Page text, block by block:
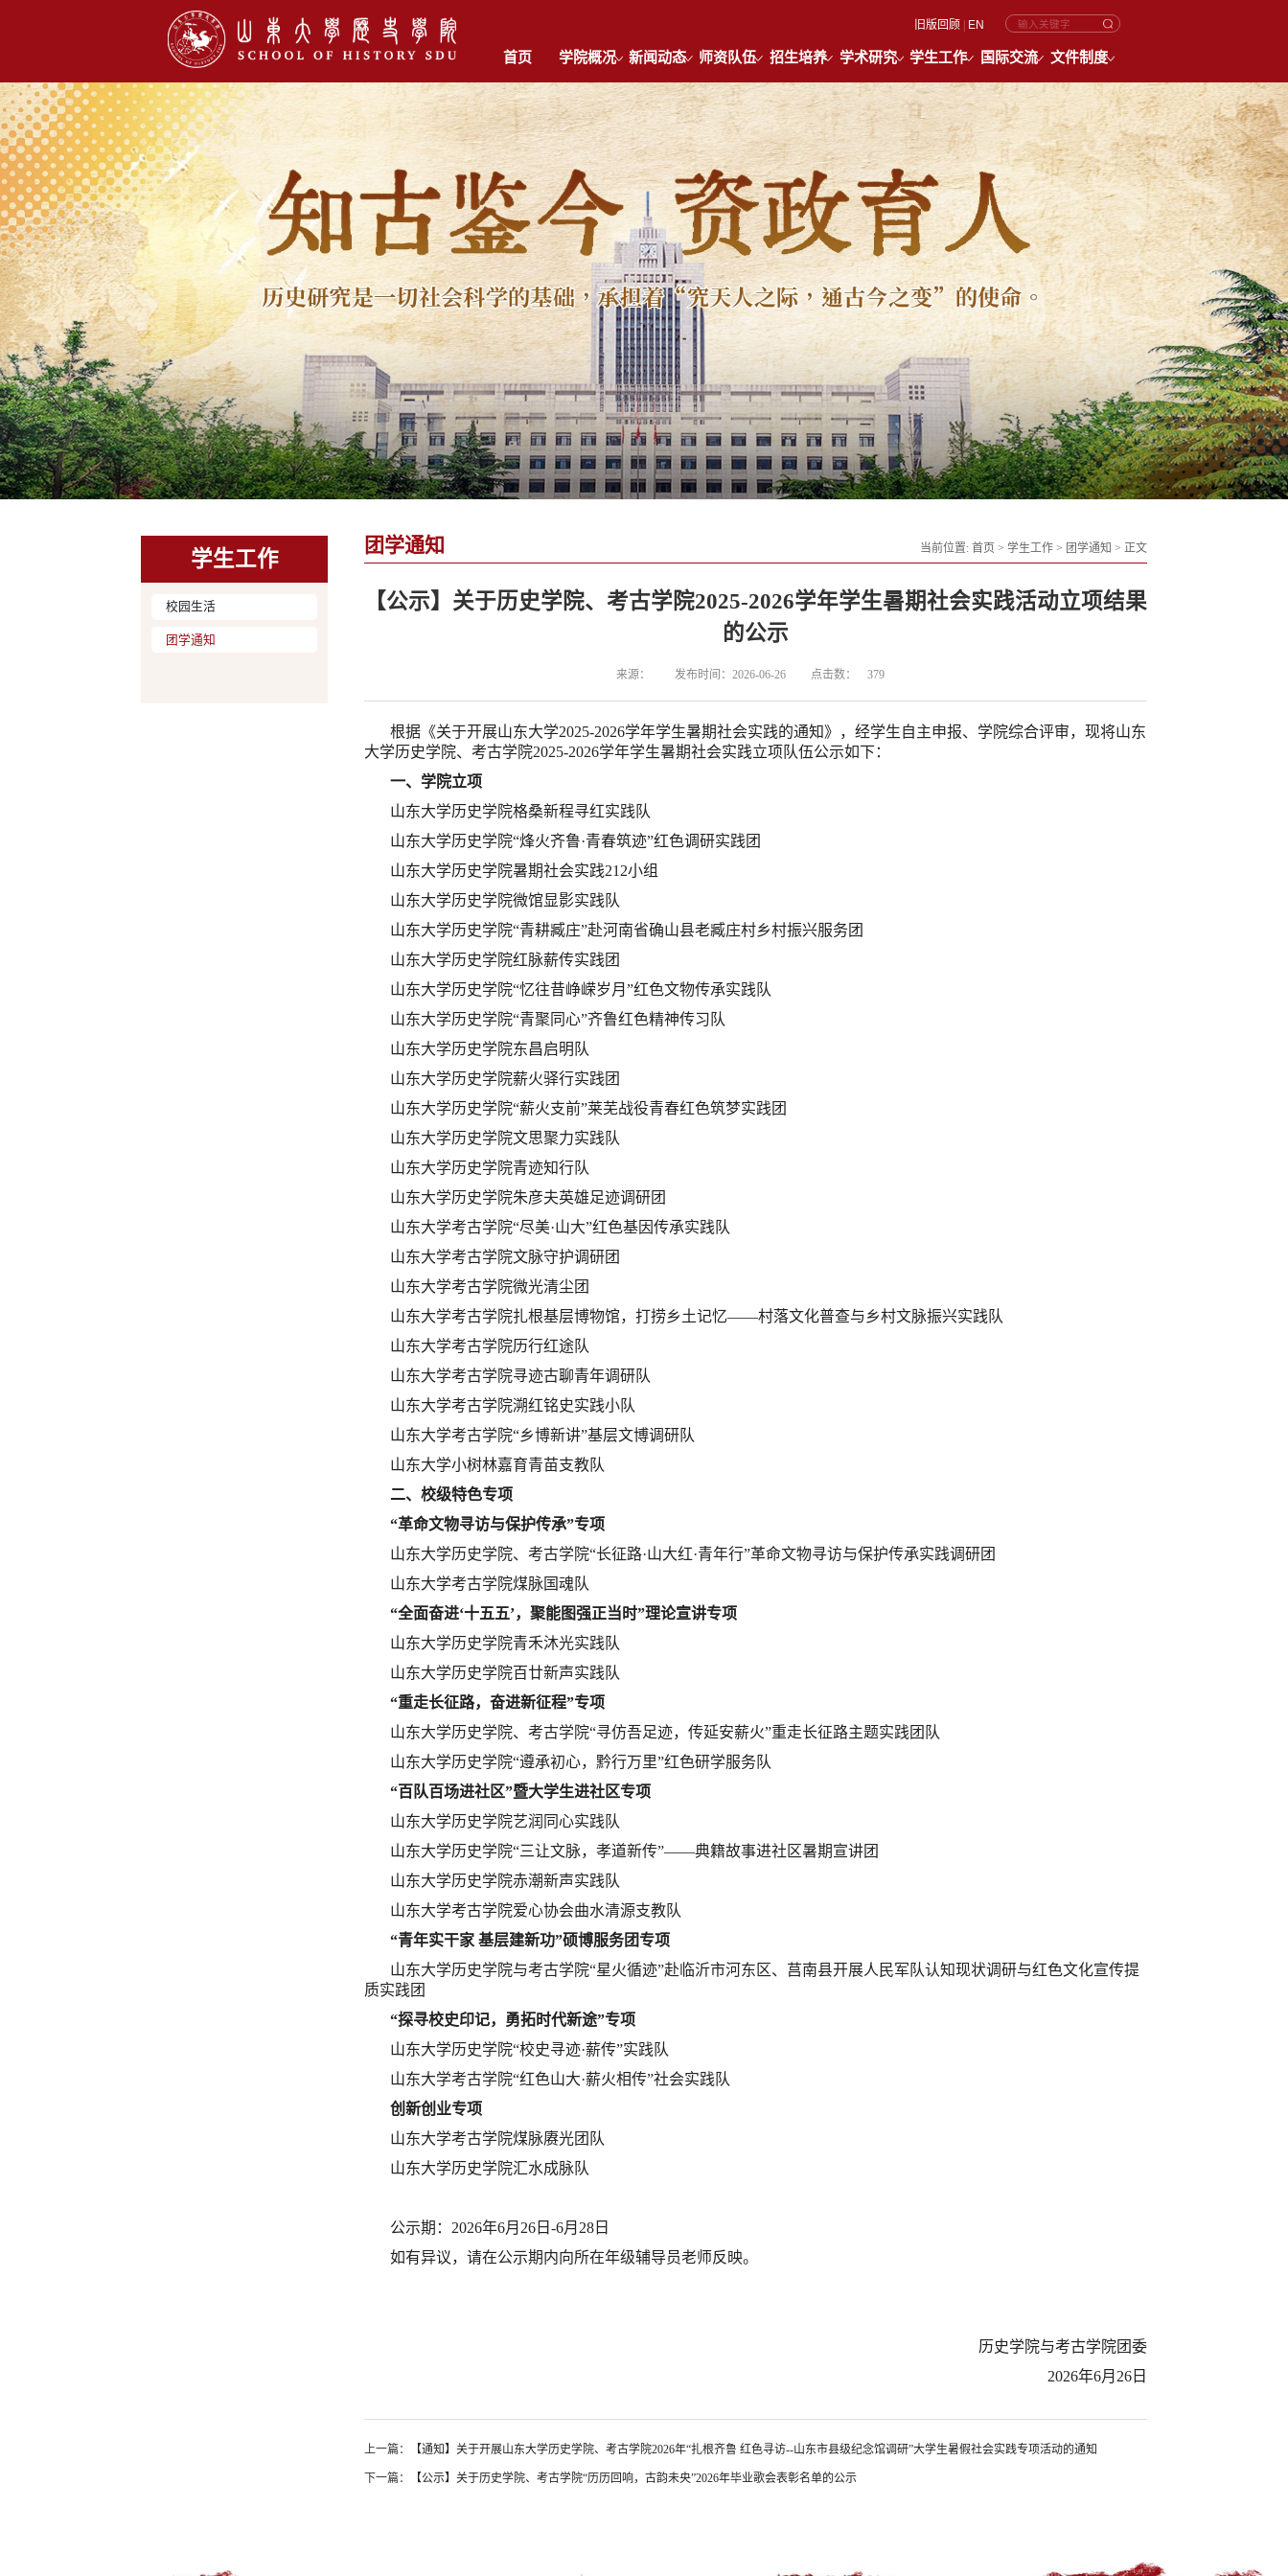
旧版回顾 | EN
首页 学院概况 新闻动态 师资队伍 招生培养 学术研究 学生工作 国际交流 文件制度
学生工作
校园生活
团学通知
当前位置: 首页 > 学生工作 > 团学通知 > 正文
团学通知
【公示】关于历史学院、考古学院2025-2026学年学生暑期社会实践活动立项结果
的公示
来源： 发布时间：2026-06-26 点击数： 379
根据《关于开展山东大学2025-2026学年学生暑期社会实践的通知》，经学生自主申报、学院综合评审，现将山东
大学历史学院、考古学院2025-2026学年学生暑期社会实践立项队伍公示如下：
一、学院立项
山东大学历史学院格桑新程寻红实践队
山东大学历史学院“烽火齐鲁·青春筑迹”红色调研实践团
山东大学历史学院暑期社会实践212小组
山东大学历史学院微馆显影实践队
山东大学历史学院“青耕臧庄”赴河南省确山县老臧庄村乡村振兴服务团
山东大学历史学院红脉薪传实践团
山东大学历史学院“忆往昔峥嵘岁月”红色文物传承实践队
山东大学历史学院“青聚同心”齐鲁红色精神传习队
山东大学历史学院东昌启明队
山东大学历史学院薪火驿行实践团
山东大学历史学院“薪火支前”莱芜战役青春红色筑梦实践团
山东大学历史学院文思聚力实践队
山东大学历史学院青迹知行队
山东大学历史学院朱彦夫英雄足迹调研团
山东大学考古学院“尽美·山大”红色基因传承实践队
山东大学考古学院文脉守护调研团
山东大学考古学院微光清尘团
山东大学考古学院扎根基层博物馆，打捞乡土记忆——村落文化普查与乡村文脉振兴实践队
山东大学考古学院历行红途队
山东大学考古学院寻迹古聊青年调研队
山东大学考古学院溯红铭史实践小队
山东大学考古学院“乡博新讲”基层文博调研队
山东大学小树林嘉育青苗支教队
二、校级特色专项
“革命文物寻访与保护传承”专项
山东大学历史学院、考古学院“长征路·山大红·青年行”革命文物寻访与保护传承实践调研团
山东大学考古学院煤脉国魂队
“全面奋进‘十五五’，聚能图强正当时”理论宣讲专项
山东大学历史学院青禾沐光实践队
山东大学历史学院百廿新声实践队
“重走长征路，奋进新征程”专项
山东大学历史学院、考古学院“寻仿吾足迹，传延安薪火”重走长征路主题实践团队
山东大学历史学院“遵承初心，黔行万里”红色研学服务队
“百队百场进社区”暨大学生进社区专项
山东大学历史学院艺润同心实践队
山东大学历史学院“三让文脉，孝道新传”——典籍故事进社区暑期宣讲团
山东大学历史学院赤潮新声实践队
山东大学考古学院爱心协会曲水清源支教队
“青年实干家 基层建新功”硕博服务团专项
山东大学历史学院与考古学院“星火循迹”赴临沂市河东区、 莒南县开展人民军队认知现状调研与红色文化宣传提
质实践团
“探寻校史印记，勇拓时代新途”专项
山东大学历史学院“校史寻迹·薪传”实践队
山东大学考古学院“红色山大·薪火相传”社会实践队
创新创业专项
山东大学考古学院煤脉赓光团队
山东大学历史学院汇水成脉队
公示期：2026年6月26日-6月28日
如有异议，请在公示期内向所在年级辅导员老师反映。
历史学院与考古学院团委
2026年6月26日
上一篇： 【通知】关于开展山东大学历史学院、考古学院2026年“扎根齐鲁 红色寻访--山东市县级纪念馆调研”大学生暑假社会实践专项活动的通知
下一篇： 【公示】关于历史学院、考古学院“历历回响，古韵未央”2026年毕业歌会表彰名单的公示